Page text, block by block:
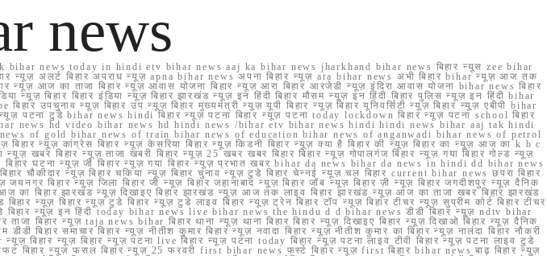
news
news today in hindi etv bihar news aaj ka bihar news jharkhand bihar news बिहार न्यूस zee bihar
न्यूज़ अलर्ट बिहार अपराध न्यूज़ apna bihar news अपना बिहार न्यूज़ ara bihar news अभी बिहार bihar न्यूज़ आज तक
आज का ताजा बिहार न्यूज़ आवास योजना बिहार न्यूज़ आरा बिहार आरजेडी न्यूज़ इंदिरा आवास योजना bihar news बिहार
बिहार बिहार इंडिया न्यूज़ बिहार झारखंड न्यूज़ इन हिंदी बिहार मौसम न्यूज़ इन हिंदी बिहार पुलिस न्यूज़ इन हिंदी bihar
उपचुनाव न्यूज़ बिहार उप न्यूज़ बिहार मुख्यमंत्री न्यूज़ यूपी बिहार न्यूज़ बिहार यूनिवर्सिटी न्यूज़ बिहार न्यूज़ एबीपी bihar
पटना टुडे bihar news hindi बिहार न्यूज़ पटना बिहार न्यूज़ पटना today lockdown बिहार न्यूज़ पटना school बिहार
news hd video bihar news hd hindi news /bihar etv bihar news hindi hindi news bihar aaj tak hindi
news of gold bihar news of train bihar news of education bihar news of anganwadi bihar news of petrol
न्यूज़ कांग्रेस बिहार न्यूज़ केसरिया बिहार न्यूज़ किडनी बिहार न्यूज़ क्या है बिहार की न्यूज़ बिहार का न्यूज़ आज का k b c
खबर बिहार न्यूज़ ताजा खबरी बिहार न्यूज़ 25 खबर खबर बिहार बिहार न्यूज़ गोपालगंज बिहार न्यूज़ गया बिहार गोल्ड न्यूज़
बिहार घटना न्यूज़ जी बिहार न्यूज़ गया बिहार न्यूज़ प्रभात खबर bihar da news bihar da news in hindi dd bihar news
चौकीदार न्यूज़ बिहार चकिया न्यूज़ बिहार चुनाव न्यूज़ टुडे बिहार चेन्नई न्यूज़ चल बिहार current bihar news छपरा बिहार
बिहार न्यूज़ जिला बिहार जी न्यूज़ बिहार जहानाबाद न्यूज़ बिहार जॉब न्यूज़ बिहार ज़ी न्यूज़ बिहार जगदीशपुर न्यूज़ दैनिक
का बिहार झारखंड न्यूज़ दिखाइए बिहार झारखंड न्यूज़ आज तक लाइव बिहार झारखंड न्यूज़ आज का ताजा खबर बिहार झारखंड
न्यूज़ बिहार न्यूज़ टुडे बिहार न्यूज़ टुडे लाइव बिहार न्यूज़ ट्रेन बिहार टॉप न्यूज़ बिहार टीचर न्यूज़ सुप्रीम कोर्ट बिहार टीचर
न्यूज़ इन हिंदी today bihar news live bihar news the hindu d d bihar news डीडी बिहार न्यूज़ ndtv bihar
बिहार न्यूज़ taja news bihar बिहार थाना न्यूज़ थाना बिहार बिहार न्यूज़ दिखाइए बिहार न्यूज़ दिखाओ बिहार न्यूज़ दैनिक
बिहार समाचार बिहार न्यूज़ नीतीश कुमार बिहार न्यूज़ नवादा बिहार न्यूज़ नीतीश कुमार का बिहार न्यूज़ नालंदा बिहार नौकरी
बिहार न्यूज़ बिहार न्यूज़ पटना live बिहार न्यूज़ पटना today बिहार न्यूज़ पटना लाइव टीवी बिहार न्यूज़ पटना लाइव टुडे
बिहार न्यूज़ फसल बिहार न्यूज़ 25 फरवरी first bihar news फर्स्ट बिहार न्यूज़ first बिहार bihar news बाढ़ बिहार न्यूज़